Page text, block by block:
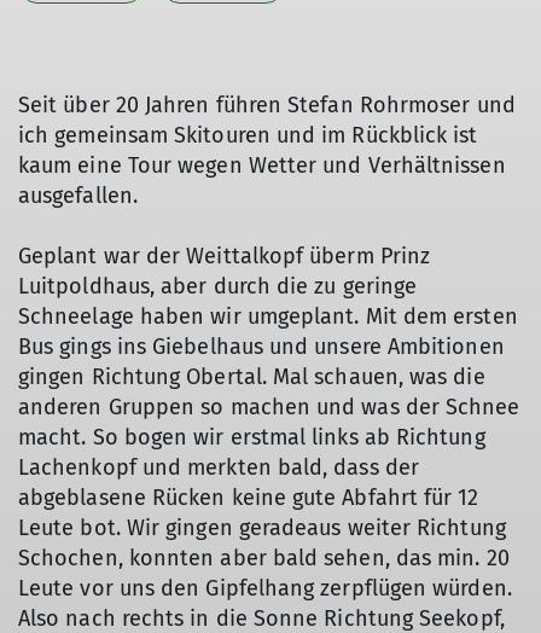
Seit über 20 Jahren führen Stefan Rohrmoser und
ich gemeinsam Skitouren und im Rückblick ist
kaum eine Tour wegen Wetter und Verhältnissen
ausgefallen.
Geplant war der Weittalkopf überm Prinz
Luitpoldhaus, aber durch die zu geringe
Schneelage haben wir umgeplant. Mit dem ersten
Bus gings ins Giebelhaus und unsere Ambitionen
gingen Richtung Obertal. Mal schauen, was die
anderen Gruppen so machen und was der Schnee
macht. So bogen wir erstmal links ab Richtung
Lachenkopf und merkten bald, dass der
abgeblasene Rücken keine gute Abfahrt für 12
Leute bot. Wir gingen geradeaus weiter Richtung
Schochen, konnten aber bald sehen, das min. 20
Leute vor uns den Gipfelhang zerpflügen würden.
Also nach rechts in die Sonne Richtung Seekopf,